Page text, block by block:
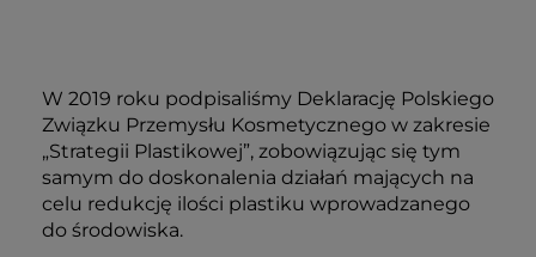
W 2019 roku podpisaliśmy Deklarację Polskiego
Związku Przemysłu Kosmetycznego w zakresie
„Strategii Plastikowej”, zobowiązując się tym
samym do doskonalenia działań mających na
celu redukcję ilości plastiku wprowadzanego
do środowiska.